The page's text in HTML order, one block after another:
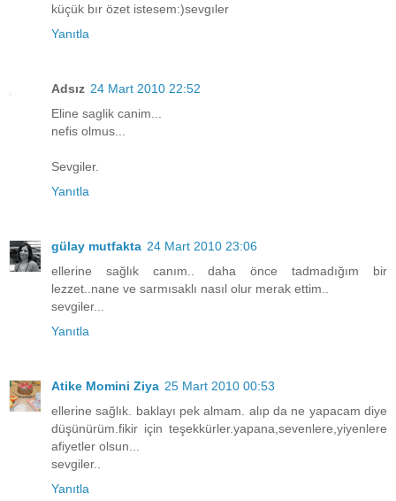
küçük bır özet istesem:)sevgıler
Yanıtla
Adsız 24 Mart 2010 22:52
Eline saglik canim...
nefis olmus...
Sevgiler.
Yanıtla
gülay mutfakta 24 Mart 2010 23:06
ellerine sağlık canım.. daha önce tadmadığım bir
lezzet..nane ve sarmısaklı nasıl olur merak ettim..
sevgiler...
Yanıtla
Atike Momini Ziya 25 Mart 2010 00:53
ellerine sağlık. baklayı pek almam. alıp da ne yapacam diye
düşünürüm.fikir için teşekkürler.yapana,sevenlere,yiyenlere
afiyetler olsun...
sevgiler..
Yanıtla